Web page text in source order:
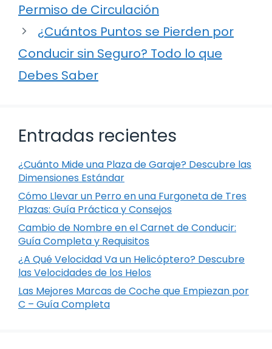
Permiso de Circulación
¿Cuántos Puntos se Pierden por
Conducir sin Seguro? Todo lo que
Debes Saber
Entradas recientes
¿Cuánto Mide una Plaza de Garaje? Descubre las
Dimensiones Estándar
Cómo Llevar un Perro en una Furgoneta de Tres
Plazas: Guía Práctica y Consejos
Cambio de Nombre en el Carnet de Conducir:
Guía Completa y Requisitos
¿A Qué Velocidad Va un Helicóptero? Descubre
las Velocidades de los Helos
Las Mejores Marcas de Coche que Empiezan por
C – Guía Completa